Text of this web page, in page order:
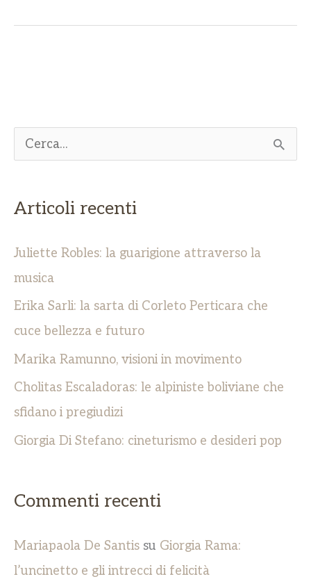
a
:
Articoli recenti
Juliette Robles: la guarigione attraverso la
musica
Erika Sarli: la sarta di Corleto Perticara che
cuce bellezza e futuro
Marika Ramunno, visioni in movimento
Cholitas Escaladoras: le alpiniste boliviane che
sfidano i pregiudizi
Giorgia Di Stefano: cineturismo e desideri pop
Commenti recenti
Mariapaola De Santis su Giorgia Rama:
l’uncinetto e gli intrecci di felicità